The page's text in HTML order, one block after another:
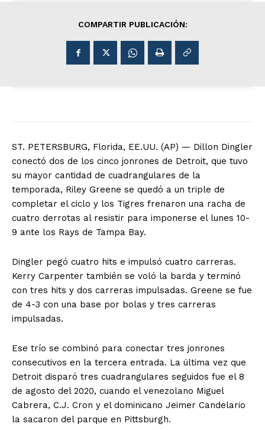
COMPARTIR PUBLICACIÓN:
ST. PETERSBURG, Florida, EE.UU. (AP) — Dillon Dingler
conectó dos de los cinco jonrones de Detroit, que tuvo
su mayor cantidad de cuadrangulares de la
temporada, Riley Greene se quedó a un triple de
completar el ciclo y los Tigres frenaron una racha de
cuatro derrotas al resistir para imponerse el lunes 10-
9 ante los Rays de Tampa Bay.
Dingler pegó cuatro hits e impulsó cuatro carreras.
Kerry Carpenter también se voló la barda y terminó
con tres hits y dos carreras impulsadas. Greene se fue
de 4-3 con una base por bolas y tres carreras
impulsadas.
Ese trío se combinó para conectar tres jonrones
consecutivos en la tercera entrada. La última vez que
Detroit disparó tres cuadrangulares seguidos fue el 8
de agosto del 2020, cuando el venezolano Miguel
Cabrera, C.J. Cron y el dominicano Jeimer Candelario
la sacaron del parque en Pittsburgh.